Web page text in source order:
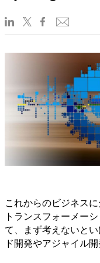
これからのビジネス
トランスフォーメー
て、まず考えないと
ド開発やアジャイル